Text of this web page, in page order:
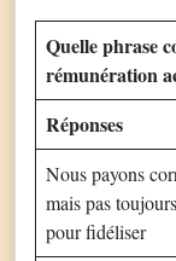
Quelle phrase
rémunération
Réponses
Nous payons
mais pas
pour fidéliser